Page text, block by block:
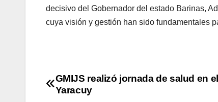
decisivo del Gobernador del estado Barinas,
cuya visión y gestión han sido fundamentales
GMIJS realizó jornada de salud en
Yaracuy